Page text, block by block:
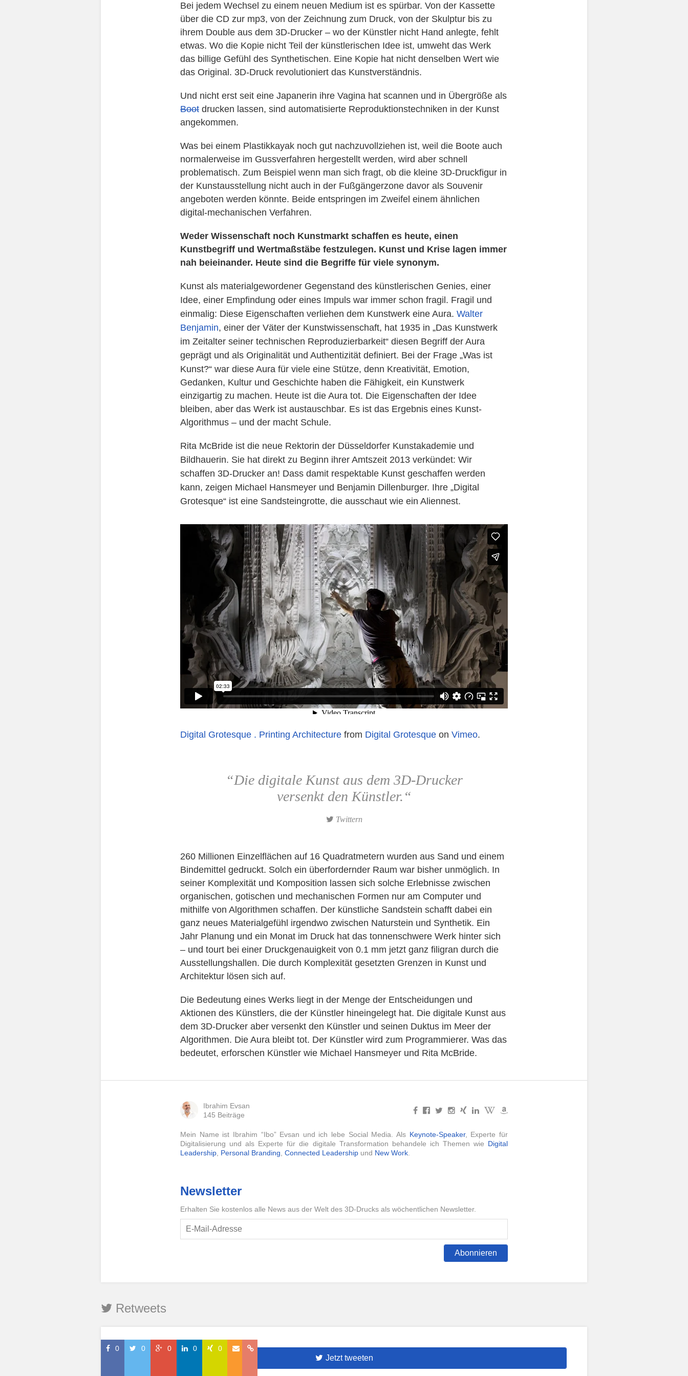
0 0 0 0 0
Bei jedem Wechsel zu einem neuen Medium ist es spürbar. Von der Kassette
über die CD zur mp3, von der Zeichnung zum Druck, von der Skulptur bis zu
ihrem Double aus dem 3D-Drucker – wo der Künstler nicht Hand anlegte, fehlt
etwas. Wo die Kopie nicht Teil der künstlerischen Idee ist, umweht das Werk
das billige Gefühl des Synthetischen. Eine Kopie hat nicht denselben Wert wie
das Original. 3D-Druck revolutioniert das Kunstverständnis.
Und nicht erst seit eine Japanerin ihre Vagina hat scannen und in Übergröße als
Boot drucken lassen, sind automatisierte Reproduktionstechniken in der Kunst
angekommen.
Was bei einem Plastikkayak noch gut nachzuvollziehen ist, weil die Boote auch
normalerweise im Gussverfahren hergestellt werden, wird aber schnell
problematisch. Zum Beispiel wenn man sich fragt, ob die kleine 3D-Druckfigur in
der Kunstausstellung nicht auch in der Fußgängerzone davor als Souvenir
angeboten werden könnte. Beide entspringen im Zweifel einem ähnlichen
digital-mechanischen Verfahren.
Weder Wissenschaft noch Kunstmarkt schaffen es heute, einen
Kunstbegriff und Wertmaßstäbe festzulegen. Kunst und Krise lagen immer
nah beieinander. Heute sind die Begriffe für viele synonym.
Kunst als materialgewordener Gegenstand des künstlerischen Genies, einer
Idee, einer Empfindung oder eines Impuls war immer schon fragil. Fragil und
einmalig: Diese Eigenschaften verliehen dem Kunstwerk eine Aura. Walter
Benjamin, einer der Väter der Kunstwissenschaft, hat 1935 in „Das Kunstwerk
im Zeitalter seiner technischen Reproduzierbarkeit“ diesen Begriff der Aura
geprägt und als Originalität und Authentizität definiert. Bei der Frage „Was ist
Kunst?“ war diese Aura für viele eine Stütze, denn Kreativität, Emotion,
Gedanken, Kultur und Geschichte haben die Fähigkeit, ein Kunstwerk
einzigartig zu machen. Heute ist die Aura tot. Die Eigenschaften der Idee
bleiben, aber das Werk ist austauschbar. Es ist das Ergebnis eines Kunst-
Algorithmus – und der macht Schule.
Rita McBride ist die neue Rektorin der Düsseldorfer Kunstakademie und
Bildhauerin. Sie hat direkt zu Beginn ihrer Amtszeit 2013 verkündet: Wir
schaffen 3D-Drucker an! Dass damit respektable Kunst geschaffen werden
kann, zeigen Michael Hansmeyer und Benjamin Dillenburger. Ihre „Digital
Grotesque“ ist eine Sandsteingrotte, die ausschaut wie ein Aliennest.
Digital Grotesque . Printing Architecture from Digital Grotesque on Vimeo.
“Die digitale Kunst aus dem 3D-Drucker
versenkt den Künstler.“
Twittern
260 Millionen Einzelflächen auf 16 Quadratmetern wurden aus Sand und einem
Bindemittel gedruckt. Solch ein überfordernder Raum war bisher unmöglich. In
seiner Komplexität und Komposition lassen sich solche Erlebnisse zwischen
organischen, gotischen und mechanischen Formen nur am Computer und
mithilfe von Algorithmen schaffen. Der künstliche Sandstein schafft dabei ein
ganz neues Materialgefühl irgendwo zwischen Naturstein und Synthetik. Ein
Jahr Planung und ein Monat im Druck hat das tonnenschwere Werk hinter sich
– und tourt bei einer Druckgenauigkeit von 0.1 mm jetzt ganz filigran durch die
Ausstellungshallen. Die durch Komplexität gesetzten Grenzen in Kunst und
Architektur lösen sich auf.
Die Bedeutung eines Werks liegt in der Menge der Entscheidungen und
Aktionen des Künstlers, die der Künstler hineingelegt hat. Die digitale Kunst aus
dem 3D-Drucker aber versenkt den Künstler und seinen Duktus im Meer der
Algorithmen. Die Aura bleibt tot. Der Künstler wird zum Programmierer. Was das
bedeutet, erforschen Künstler wie Michael Hansmeyer und Rita McBride.
Ibrahim Evsan
145 Beiträge
Mein Name ist Ibrahim “Ibo” Evsan und ich lebe Social Media. Als Keynote-Speaker, Experte für
Digitalisierung und als Experte für die digitale Transformation behandele ich Themen wie Digital
Leadership, Personal Branding, Connected Leadership und New Work.
Newsletter
Erhalten Sie kostenlos alle News aus der Welt des 3D-Drucks als wöchentlichen Newsletter.
Abonnieren
Retweets
Jetzt tweeten